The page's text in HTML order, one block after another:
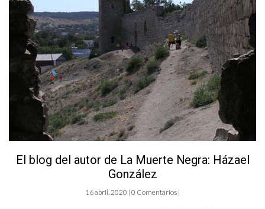
El blog del autor de La Muerte Negra: Házael
González
16 abril, 2020 | 0 Comentarios |